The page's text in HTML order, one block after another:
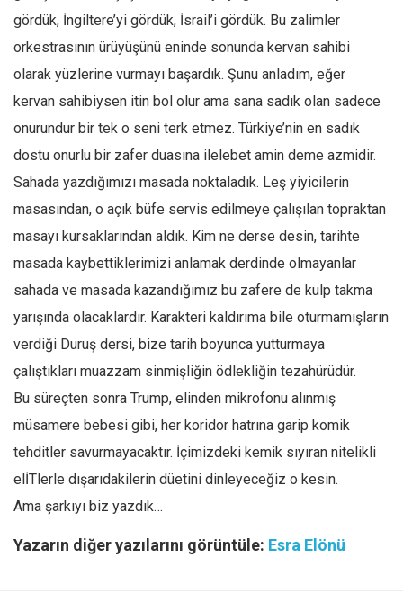
gördük, İngiltere’yi gördük, İsrail’i gördük. Bu zalimler
orkestrasının ürüyüşünü eninde sonunda kervan sahibi
olarak yüzlerine vurmayı başardık. Şunu anladım, eğer
kervan sahibiysen itin bol olur ama sana sadık olan sadece
onurundur bir tek o seni terk etmez. Türkiye’nin en sadık
dostu onurlu bir zafer duasına ilelebet amin deme azmidir.
Sahada yazdığımızı masada noktaladık. Leş yiyicilerin
masasından, o açık büfe servis edilmeye çalışılan topraktan
masayı kursaklarından aldık. Kim ne derse desin, tarihte
masada kaybettiklerimizi anlamak derdinde olmayanlar
sahada ve masada kazandığımız bu zafere de kulp takma
yarışında olacaklardır. Karakteri kaldırıma bile oturmamışların
verdiği Duruş dersi, bize tarih boyunca yutturmaya
çalıştıkları muazzam sinmişliğin ödlekliğin tezahürüdür.
Bu süreçten sonra Trump, elinden mikrofonu alınmış
müsamere bebesi gibi, her koridor hatrına garip komik
tehditler savurmayacaktır. İçimizdeki kemik sıyıran nitelikli
elİTlerle dışarıdakilerin düetini dinleyeceğiz o kesin.
Ama şarkıyı biz yazdık…
Yazarın diğer yazılarını görüntüle: Esra Elönü